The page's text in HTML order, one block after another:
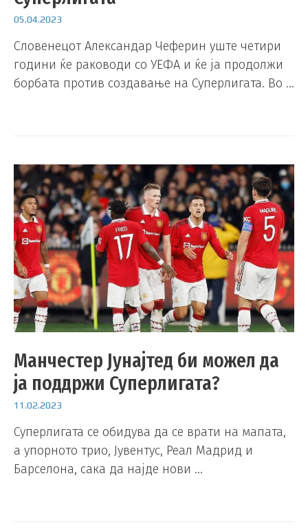
05.04.2023
Словенецот Александар Чеферин уште четири
години ќе раководи со УЕФА и ќе ја продолжи
борбата против создавање на Суперлигата. Во …
Манчестер Јунајтед би можел да
ја поддржи Суперлигата?
11.02.2023
Суперлигата се обидува да се врати на мапата,
а упорното трио, Јувентус, Реал Мадрид и
Барселона, сака да најде нови …